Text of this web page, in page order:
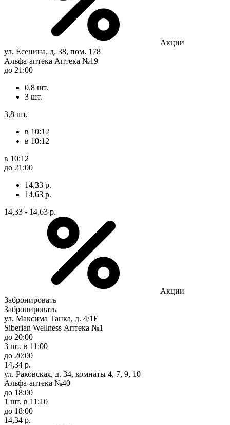
Акции
ул. Есенина, д. 38, пом. 178
Альфа-аптека Аптека №19
до 21:00
0,8 шт.
3 шт.
3,8 шт.
в 10:12
в 10:12
в 10:12
до 21:00
14,33 р.
14,63 р.
14,33 - 14,63 р.
Акции
Забронировать
Забронировать
ул. Максима Танка, д. 4/1Е
Siberian Wellness Аптека №1
до 20:00
3 шт. в 11:00
до 20:00
14,34 р.
ул. Раковская, д. 34, комнаты 4, 7, 9, 10
Альфа-аптека №40
до 18:00
1 шт. в 11:10
до 18:00
14,34 р.